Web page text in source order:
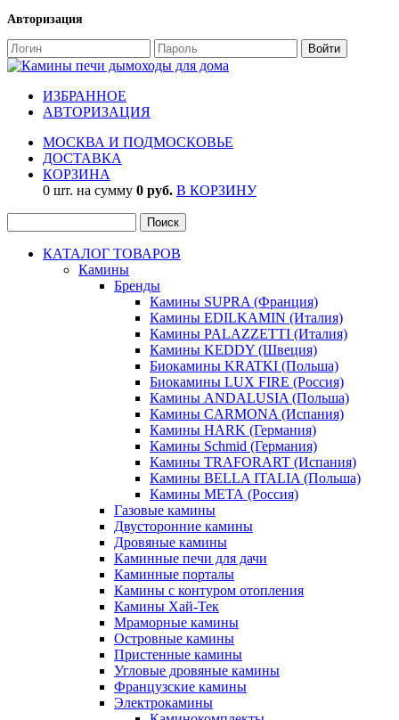
Авторизация
ИЗБРАННОЕ
АВТОРИЗАЦИЯ
МОСКВА И ПОДМОСКОВЬЕ
ДОСТАВКА
КОРЗИНА
0 шт. на сумму 0 руб. В КОРЗИНУ
КАТАЛОГ ТОВАРОВ
Камины
Бренды
Камины SUPRA (Франция)
Камины EDILKAMIN (Италия)
Камины PALAZZETTI (Италия)
Камины KEDDY (Швеция)
Биокамины KRATKI (Польша)
Биокамины LUX FIRE (Россия)
Камины ANDALUSIA (Польша)
Камины CARMONA (Испания)
Камины HARK (Германия)
Камины Schmid (Германия)
Камины TRAFORART (Испания)
Камины BELLA ITALIA (Польша)
Камины МЕТА (Россия)
Газовые камины
Двусторонние камины
Дровяные камины
Каминные печи для дачи
Каминные порталы
Камины с контуром отопления
Камины Хай-Тек
Мраморные камины
Островные камины
Пристенные камины
Угловые дровяные камины
Французские камины
Электрокамины